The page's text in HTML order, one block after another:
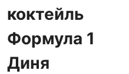
коктейль
Формула 1
Диня